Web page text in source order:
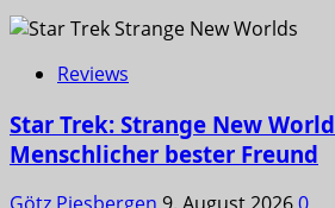
Reviews
Star Trek: Strange New
Menschlicher bester Freund